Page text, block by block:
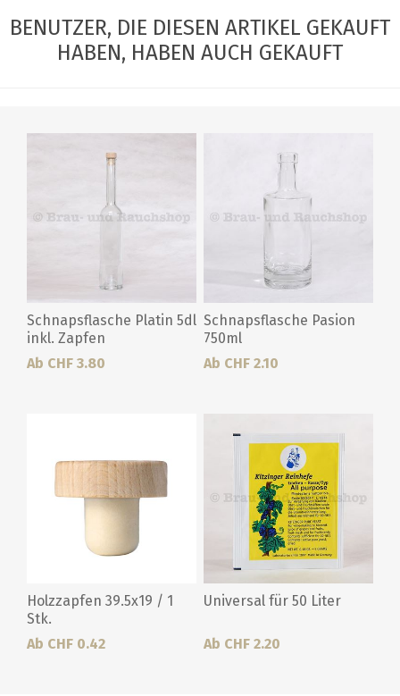
BENUTZER, DIE DIESEN ARTIKEL GEKAUFT
HABEN, HABEN AUCH GEKAUFT
Schnapsflasche Platin 5dl
inkl. Zapfen
Ab CHF 3.80
Schnapsflasche Pasion
750ml
Ab CHF 2.10
Holzzapfen 39.5x19 / 1
Stk.
Ab CHF 0.42
Universal für 50 Liter
Ab CHF 2.20